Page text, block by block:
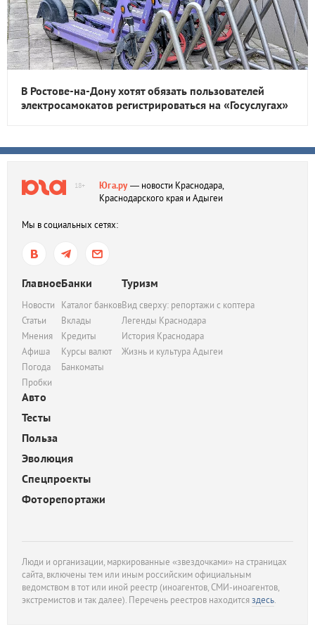
В Ростове-на-Дону хотят обязать пользователей
электросамокатов регистрироваться на «Госуслугах»
18+ Юга.ру— новости Краснодара,
Краснодарского края и Адыгеи
Мы в социальных сетях:
Главное
Новости
Статьи
Мнения
Афиша
Погода
Пробки
Банки
Каталог банков
Вклады
Кредиты
Курсы валют
Банкоматы
Туризм
Вид сверху: репортажи с коптера
Легенды Краснодара
История Краснодара
Жизнь и культура Адыгеи
Авто
Тесты
Польза
Эволюция
Спецпроекты
Фоторепортажи
Люди и организации, маркированные «звездочками» на страницах
сайта, включены тем или иным российским официальным
ведомством в тот или иной реестр (иноагентов, СМИ-иноагентов,
экстремистов и так далее). Перечень реестров находитсяздесь.